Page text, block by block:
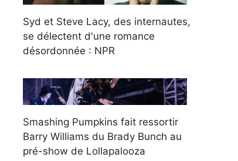
Syd et Steve Lacy, des internautes,
se délectent d'une romance
désordonnée : NPR
Smashing Pumpkins fait ressortir
Barry Williams du Brady Bunch au
pré-show de Lollapalooza